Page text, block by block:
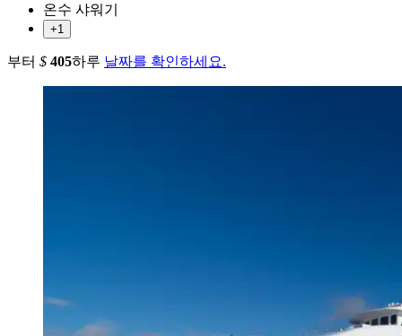
온수 샤워기
+1
부터 $ 405하루 날짜를 확인하세요.